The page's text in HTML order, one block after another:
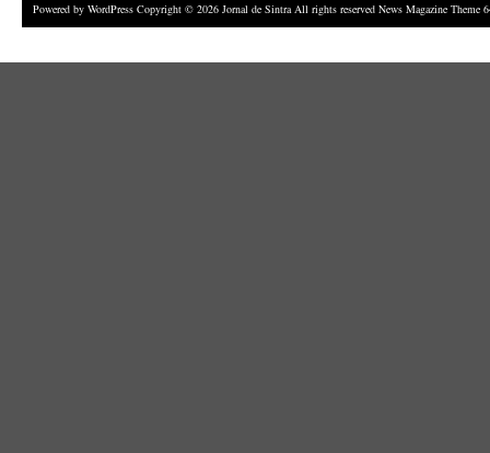
Powered by WordPress Copyright © 2026 Jornal de Sintra All rights reserved News Magazine Theme